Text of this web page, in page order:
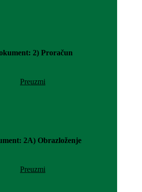
2) Proračun
Preuzmi
2A) Obrazloženje
Preuzmi